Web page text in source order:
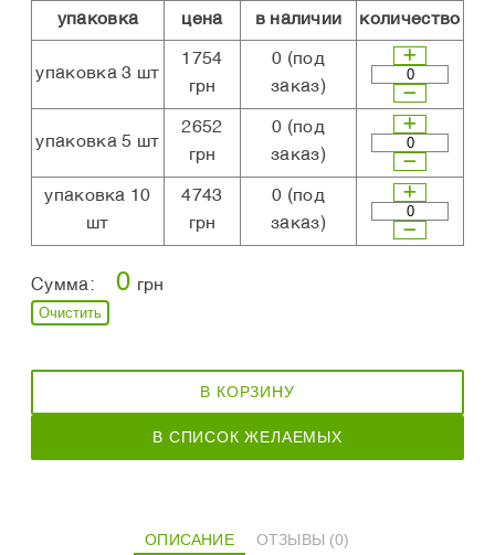
упаковка цена в наличии количество
упаковка 3 шт
1754
грн
0 (под
заказ)
упаковка 5 шт
2652
грн
0 (под
заказ)
упаковка 10
шт
4743
грн
0 (под
заказ)
Сумма: 0 грн
Очистить
В КОРЗИНУ
В СПИСОК ЖЕЛАЕМЫХ
ОПИСАНИЕ ОТЗЫВЫ (0)